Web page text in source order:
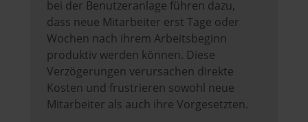
bei der Benutzeranlage führen dazu,
dass neue Mitarbeiter erst Tage oder
Wochen nach ihrem Arbeitsbeginn
produktiv werden können. Diese
Verzögerungen verursachen direkte
Kosten und frustrieren sowohl neue
Mitarbeiter als auch ihre Vorgesetzten.